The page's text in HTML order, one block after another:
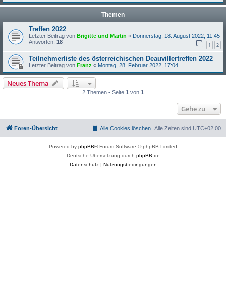
Themen
Treffen 2022
Letzter Beitrag von Brigitte und Martin « Donnerstag, 18. August 2022, 11:45
Antworten: 18 1 2
Teilnehmerliste des österreichischen Deauvillertreffen 2022
Letzter Beitrag von Franz « Montag, 28. Februar 2022, 17:04
Neues Thema
2 Themen • Seite 1 von 1
Gehe zu
Foren-Übersicht Alle Zeiten sind UTC+02:00
Alle Cookies löschen
Powered by phpBB® Forum Software © phpBB Limited
Deutsche Übersetzung durch phpBB.de
Datenschutz| Nutzungsbedingungen